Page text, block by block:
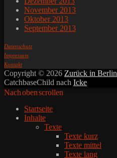
November 2013
Oktober 2013
September 2013
Datenschutz
Impressum
Kontakt
Copyright © 2026 Zurück in Berlin
CatchbaseChild nach Icke
Nach oben scrollen
Startseite
Inhalte
Texte
Texte kurz
Texte mittel
Texte lang